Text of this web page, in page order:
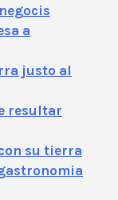
a
justo al
resultar
su tierra